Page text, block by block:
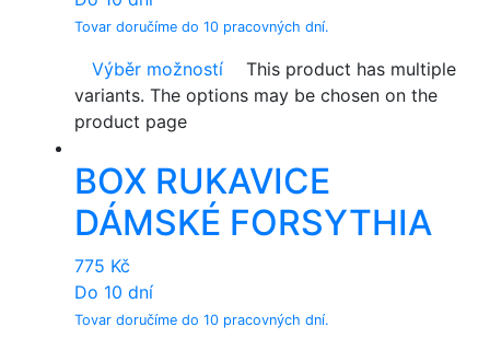
Tovar doručíme do 10 pracovných dní.
Výběr možností
This product has multiple
variants. The options may be chosen on the
product page
BOX RUKAVICE
DÁMSKÉ FORSYTHIA
775 Kč
Do 10 dní
Tovar doručíme do 10 pracovných dní.